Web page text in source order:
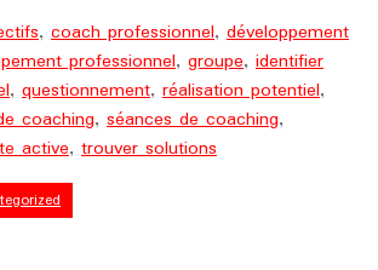
, coach professionnel, développement
professionnel, groupe, identifier
, questionnement, réalisation potentiel,
coaching, séances de coaching,
active, trouver solutions